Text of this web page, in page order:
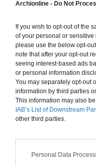
Archionline - Do Not
If you wish to opt-out of the
of your personal or sensitive
please use the below opt-
note that after your opt-out
seeing interest-based ads
or personal information
You may separately opt-out
information by third parties
This information may also
IAB’s List of Downstream
other third parties.
Personal Data
Chiffrage
Finitions haut de
inclut le gros
peinture,
427